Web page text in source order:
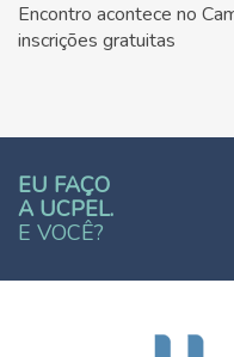
Encontro acontece no
inscrições gratuitas
EU FAÇO
A UCPEL.
E VOCÊ?